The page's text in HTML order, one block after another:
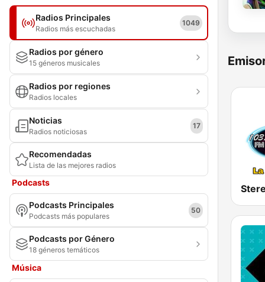
Radios Principales
Radios más escuchadas
1049
Radios por género
15 géneros musicales
Radios por regiones
Radios locales
Noticias
Radios noticiosas
17
Recomendadas
Lista de las mejores radios
Podcasts
Podcasts Principales
Podcasts más populares
50
Podcasts por Género
18 géneros temáticos
Música